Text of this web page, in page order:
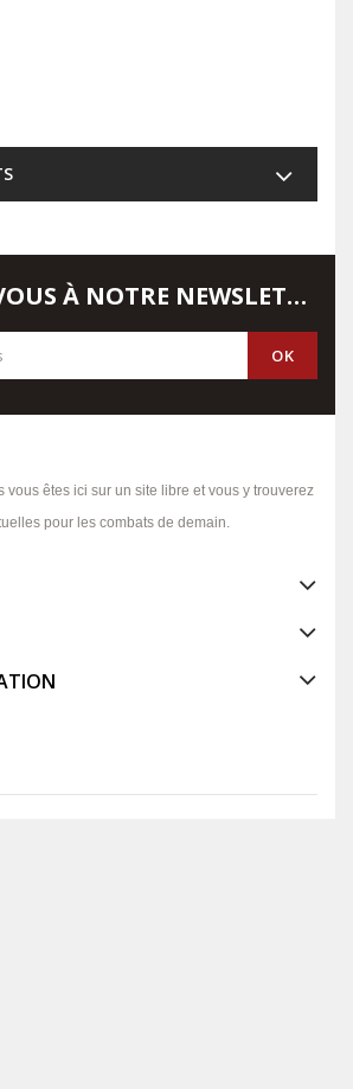
INSCRIVEZ-VOUS À NOTRE NEWSLETTER
vous êtes ici sur un site libre et vous y trouverez
pour les combats de demain.